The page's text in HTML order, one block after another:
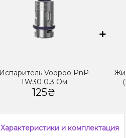
Испаритель Voopoo PnP
TW30 0.3 Ом
125₴
+
Характеристикии комплектация